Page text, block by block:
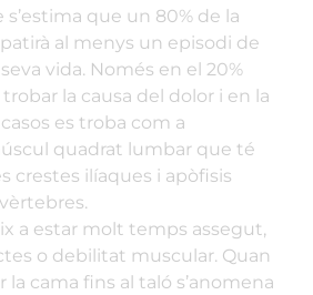
que un 80% de la
al menys un episodi de
vida. Només en el 20%
la causa del dolor i en la
es troba com a
quadrat lumbar que té
crestes ilíaques i apòfisis
a estar molt temps assegut,
o debilitat muscular. Quan
la cama fins al taló s’anomena